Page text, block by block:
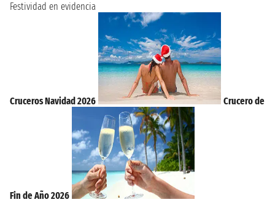
Festividad en evidencia
Cruceros Navidad 2026 Crucero de
Fin de Año 2026